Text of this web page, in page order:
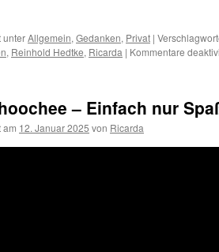
unterAllgemein, Gedanken, Privat |
, Reinhold Hedtke, Ricarda | Kommentare
– Einfach nur
am 12. Januar 2025 von Ricarda